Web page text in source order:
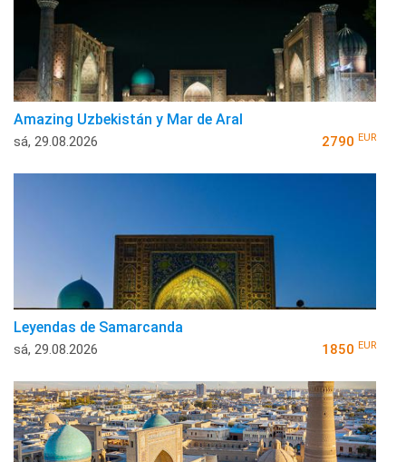
Amazing Uzbekistán y Mar de Aral
sá, 29.08.2026 2790 EUR
Leyendas de Samarcanda
sá, 29.08.2026 1850 EUR